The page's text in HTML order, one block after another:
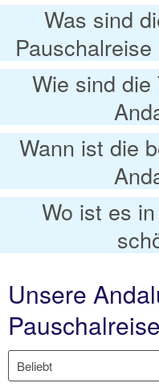
Was sind
Wie sind die
Wann ist die
Wo ist es
Unsere